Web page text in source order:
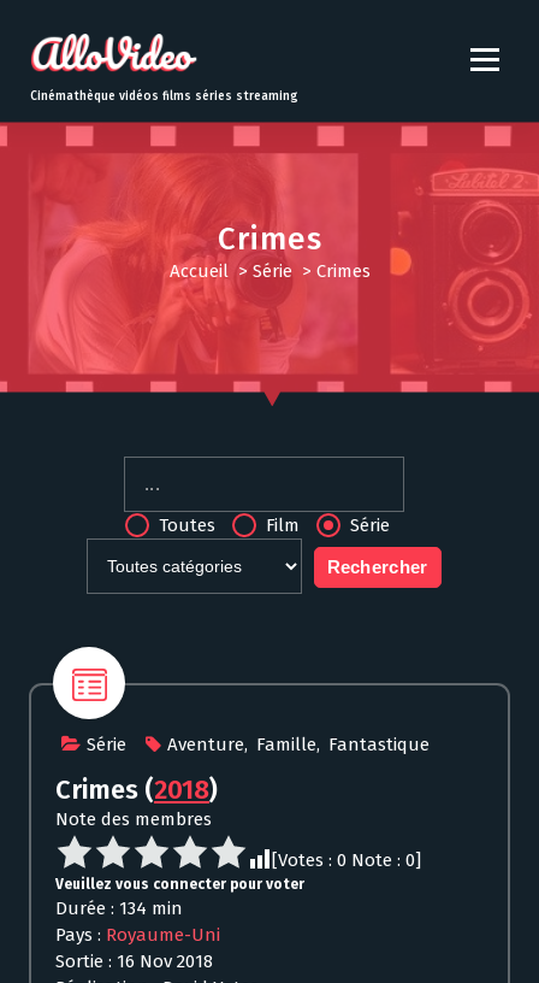
t
o
Cinémathèque vidéos films séries streaming
Crimes
Accueil> Série> Crimes
Toutes Film Série
Série Aventure, Famille, Fantastique
Crimes (2018)
Note des membres
[Votes : 0 Note : 0]
Veuillez vous connecter pour voter
Durée : 134 min
Pays : Royaume-Uni
Sortie : 16 Nov 2018